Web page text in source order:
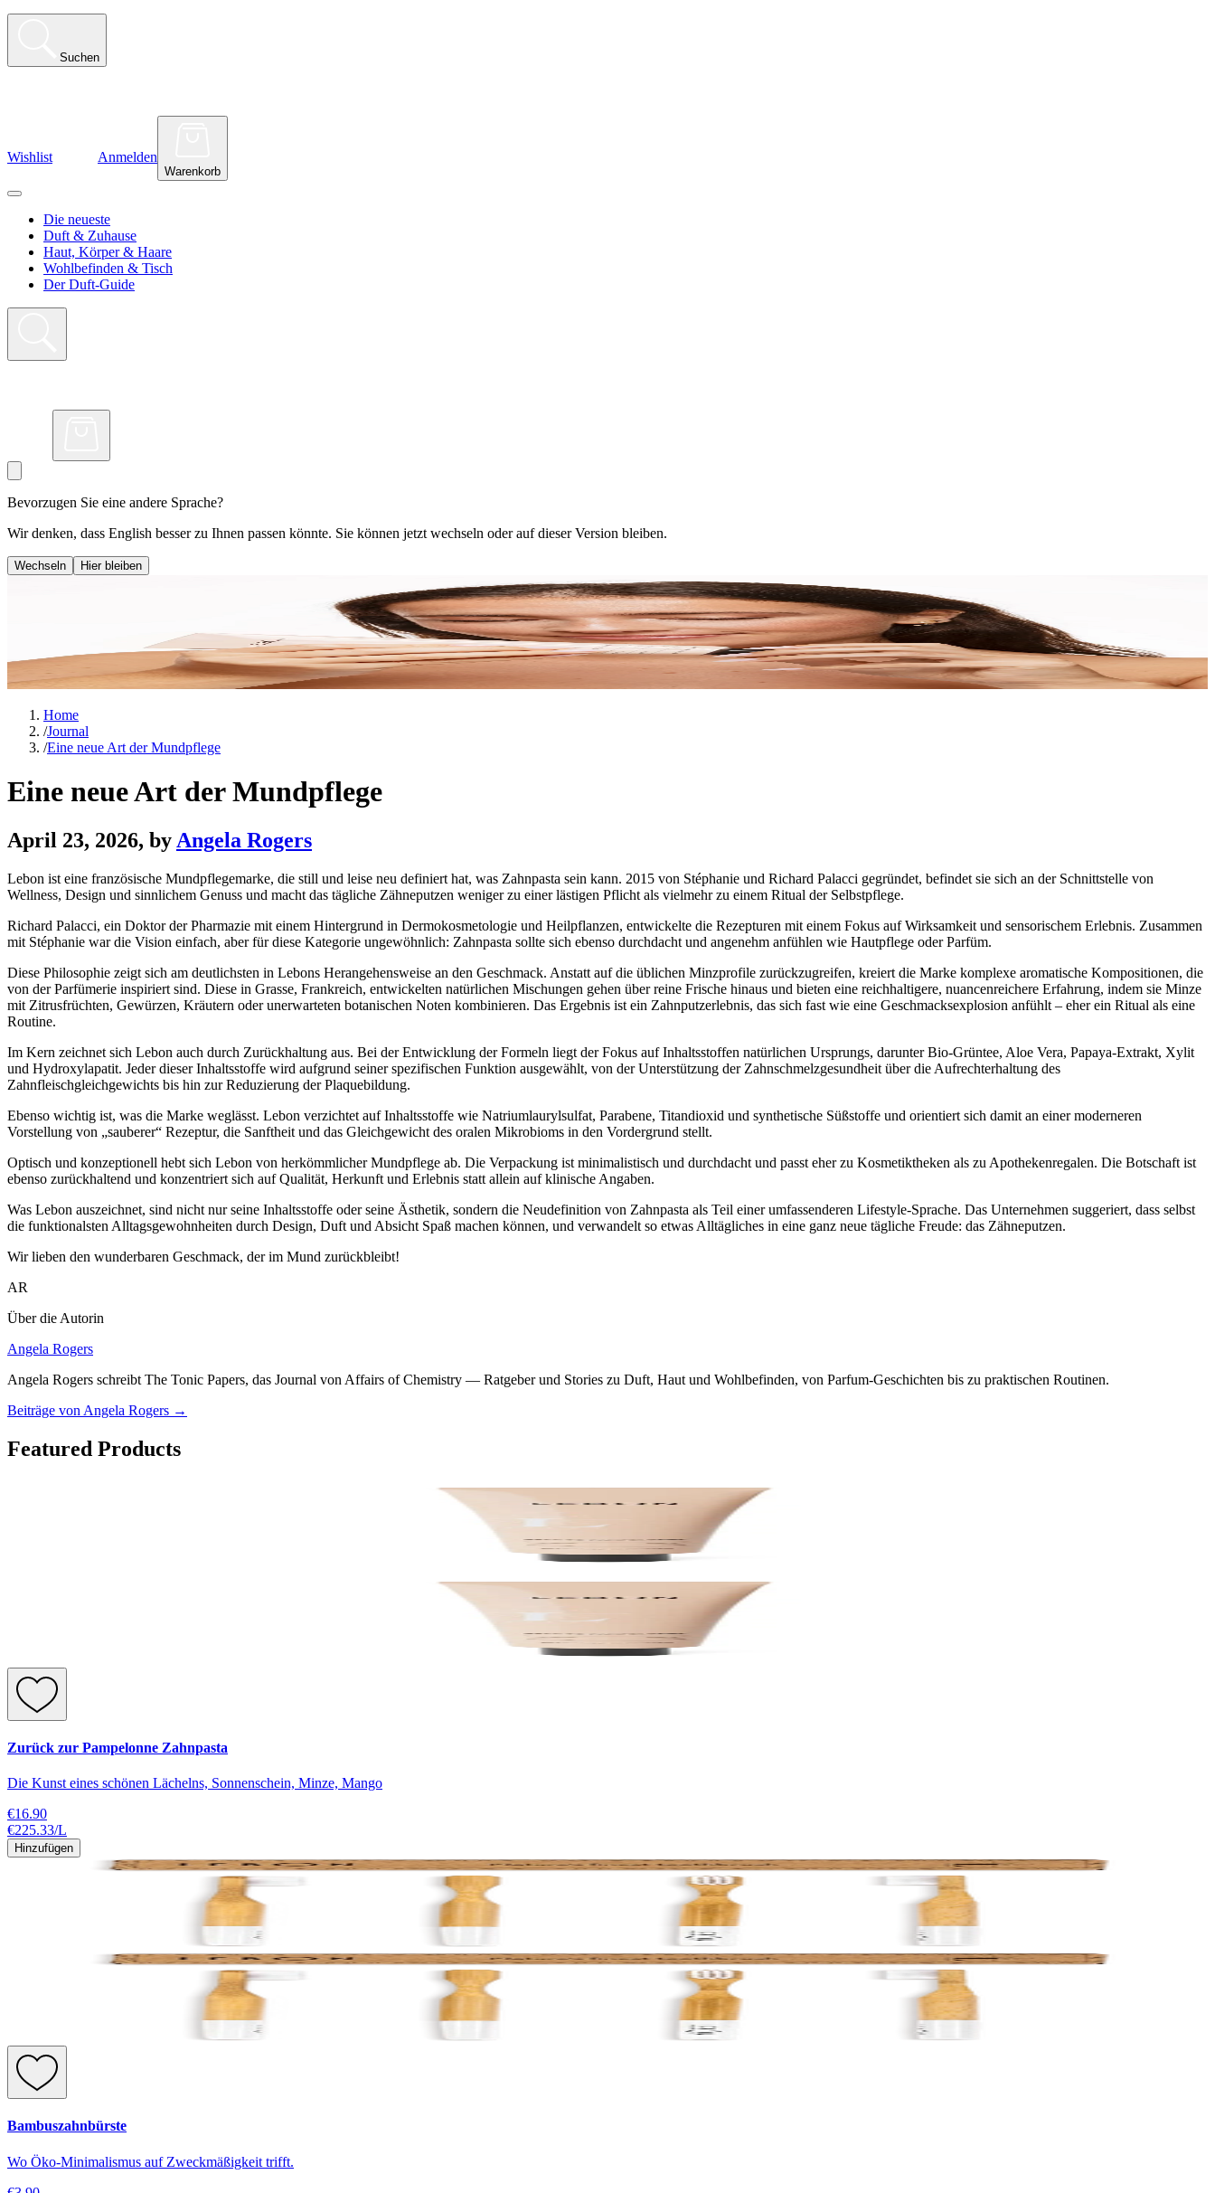
Suchen
Wishlist Anmelden
Warenkorb
Die neueste
Duft & Zuhause
Haut, Körper & Haare
Wohlbefinden & Tisch
Der Duft-Guide
Bevorzugen Sie eine andere Sprache?
Wir denken, dass English besser zu Ihnen passen könnte. Sie können jetzt wechseln oder auf dieser Version bleiben.
Wechseln Hier bleiben
Home
/Journal
/Eine neue Art der Mundpflege
Eine neue Art der Mundpflege
April 23, 2026, by Angela Rogers
Lebon ist eine französische Mundpflegemarke, die still und leise neu definiert hat, was Zahnpasta sein kann. 2015 von Stéphanie und Richard Palacci gegründet, befindet sie sich an der Schnittstelle von
Wellness, Design und sinnlichem Genuss und macht das tägliche Zähneputzen weniger zu einer lästigen Pflicht als vielmehr zu einem Ritual der Selbstpflege.
Richard Palacci, ein Doktor der Pharmazie mit einem Hintergrund in Dermokosmetologie und Heilpflanzen, entwickelte die Rezepturen mit einem Fokus auf Wirksamkeit und sensorischem Erlebnis. Zusammen
mit Stéphanie war die Vision einfach, aber für diese Kategorie ungewöhnlich: Zahnpasta sollte sich ebenso durchdacht und angenehm anfühlen wie Hautpflege oder Parfüm.
Diese Philosophie zeigt sich am deutlichsten in Lebons Herangehensweise an den Geschmack. Anstatt auf die üblichen Minzprofile zurückzugreifen, kreiert die Marke komplexe aromatische Kompositionen, die
von der Parfümerie inspiriert sind. Diese in Grasse, Frankreich, entwickelten natürlichen Mischungen gehen über reine Frische hinaus und bieten eine reichhaltigere, nuancenreichere Erfahrung, indem sie Minze
mit Zitrusfrüchten, Gewürzen, Kräutern oder unerwarteten botanischen Noten kombinieren. Das Ergebnis ist ein Zahnputzerlebnis, das sich fast wie eine Geschmacksexplosion anfühlt – eher ein Ritual als eine
Routine.
Im Kern zeichnet sich Lebon auch durch Zurückhaltung aus. Bei der Entwicklung der Formeln liegt der Fokus auf Inhaltsstoffen natürlichen Ursprungs, darunter Bio-Grüntee, Aloe Vera, Papaya-Extrakt, Xylit
und Hydroxylapatit. Jeder dieser Inhaltsstoffe wird aufgrund seiner spezifischen Funktion ausgewählt, von der Unterstützung der Zahnschmelzgesundheit über die Aufrechterhaltung des
Zahnfleischgleichgewichts bis hin zur Reduzierung der Plaquebildung.
Ebenso wichtig ist, was die Marke weglässt. Lebon verzichtet auf Inhaltsstoffe wie Natriumlaurylsulfat, Parabene, Titandioxid und synthetische Süßstoffe und orientiert sich damit an einer moderneren
Vorstellung von „sauberer“ Rezeptur, die Sanftheit und das Gleichgewicht des oralen Mikrobioms in den Vordergrund stellt.
Optisch und konzeptionell hebt sich Lebon von herkömmlicher Mundpflege ab. Die Verpackung ist minimalistisch und durchdacht und passt eher zu Kosmetiktheken als zu Apothekenregalen. Die Botschaft ist
ebenso zurückhaltend und konzentriert sich auf Qualität, Herkunft und Erlebnis statt allein auf klinische Angaben.
Was Lebon auszeichnet, sind nicht nur seine Inhaltsstoffe oder seine Ästhetik, sondern die Neudefinition von Zahnpasta als Teil einer umfassenderen Lifestyle-Sprache. Das Unternehmen suggeriert, dass selbst
die funktionalsten Alltagsgewohnheiten durch Design, Duft und Absicht Spaß machen können, und verwandelt so etwas Alltägliches in eine ganz neue tägliche Freude: das Zähneputzen.
Wir lieben den wunderbaren Geschmack, der im Mund zurückbleibt!
AR
Über die Autorin
Angela Rogers
Angela Rogers schreibt The Tonic Papers, das Journal von Affairs of Chemistry — Ratgeber und Stories zu Duft, Haut und Wohlbefinden, von Parfum-Geschichten bis zu praktischen Routinen.
Beiträge von Angela Rogers →
Featured Products
Zurück zur Pampelonne Zahnpasta
Die Kunst eines schönen Lächelns, Sonnenschein, Minze, Mango
€16.90
€225.33/L
Hinzufügen
Bambuszahnbürste
Wo Öko-Minimalismus auf Zweckmäßigkeit trifft.